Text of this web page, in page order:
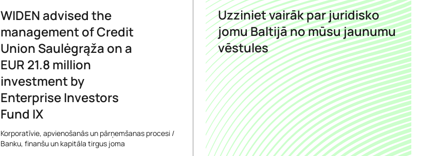
WIDEN advised the
management of Credit
Union Saulėgrąža on a
EUR 21.8 million
investment by
Enterprise Investors
Fund IX
Korporatīvie, apvienošanās un pārņemšanas procesi /
Banku, finanšu un kapitāla tirgus joma
Uzziniet vairāk par juridisko
jomu Baltijā no mūsu jaunumu
vēstules